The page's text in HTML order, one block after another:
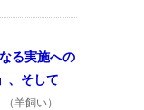
る実施への
、そして
（羊飼い）